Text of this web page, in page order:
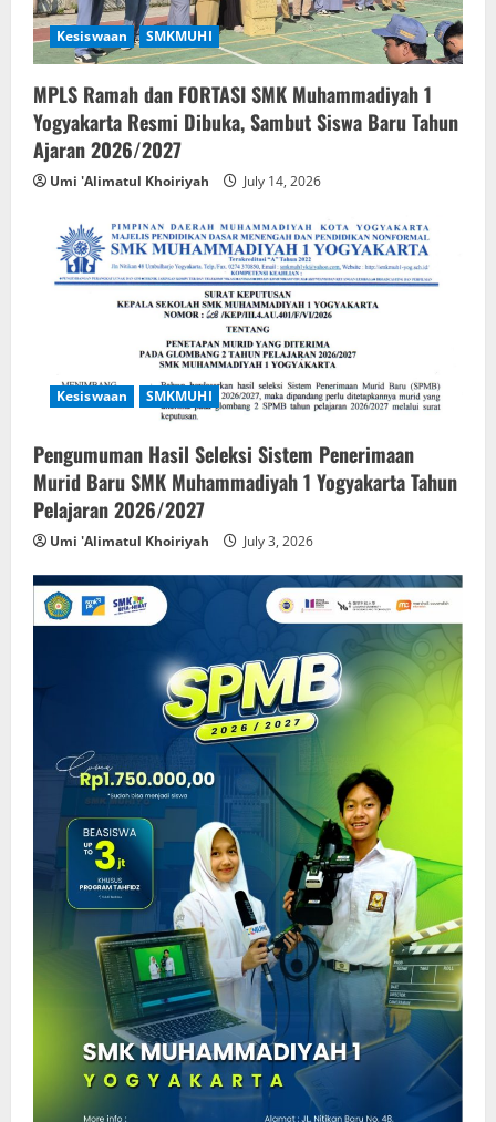
Kesiswaan SMKMUHI
MPLS Ramah dan FORTASI SMK Muhammadiyah 1
Yogyakarta Resmi Dibuka, Sambut Siswa Baru Tahun
Ajaran 2026/2027
Umi 'Alimatul Khoiriyah July 14, 2026
Kesiswaan SMKMUHI
Pengumuman Hasil Seleksi Sistem Penerimaan
Murid Baru SMK Muhammadiyah 1 Yogyakarta Tahun
Pelajaran 2026/2027
Umi 'Alimatul Khoiriyah July 3, 2026